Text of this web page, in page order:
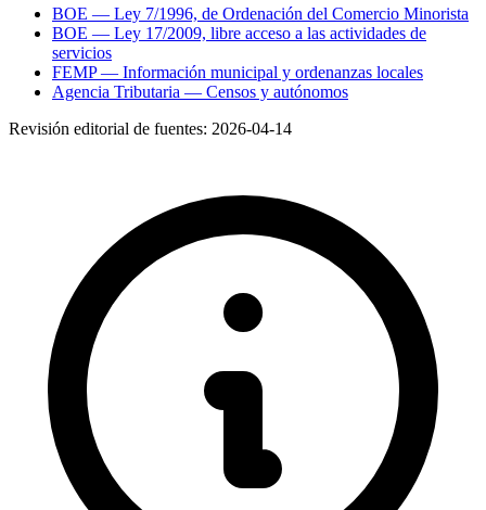
BOE — Ley 7/1996, de Ordenación del Comercio Minorista
BOE — Ley 17/2009, libre acceso a las actividades de
servicios
FEMP — Información municipal y ordenanzas locales
Agencia Tributaria — Censos y autónomos
Revisión editorial de fuentes: 2026-04-14